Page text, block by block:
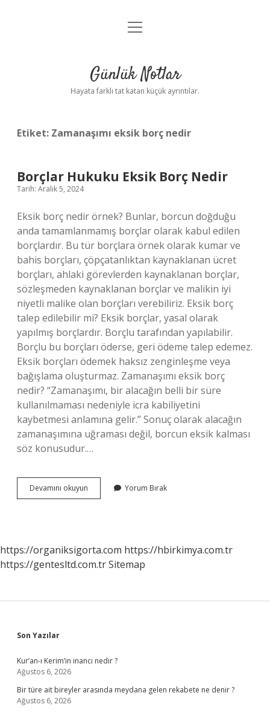
Anasayfa
Yasal Uyarı
menüyü
Günlük Notlar
Hayata farklı tat katan küçük ayrıntılar.
Etiket: Zamanaşımı eksik borç nedir
Borçlar Hukuku Eksik Borç Nedir
Tarih: Aralık 5, 2024
Eksik borç nedir örnek? Bunlar, borcun doğduğu
anda tamamlanmamış borçlar olarak kabul edilen
borçlardır. Bu tür borçlara örnek olarak kumar ve
bahis borçları, çöpçatanlıktan kaynaklanan ücret
borçları, ahlaki görevlerden kaynaklanan borçlar,
sözleşmeden kaynaklanan borçlar ve malikin iyi
niyetli malike olan borçları verebiliriz. Eksik borç
talep edilebilir mi? Eksik borçlar, yasal olarak
yapılmış borçlardır. Borçlu tarafından yapılabilir.
Borçlu bu borçları öderse, geri ödeme talep edemez.
Eksik borçları ödemek haksız zenginleşme veya
bağışlama oluşturmaz. Zamanaşımı eksik borç
nedir? “Zamanaşımı, bir alacağın belli bir süre
kullanılmaması nedeniyle icra kabiliyetini
kaybetmesi anlamına gelir.” Sonuç olarak alacağın
zamanaşımına uğraması değil, borcun eksik kalması
söz konusudur.…
Devamını okuyun
Hukuku
Yorum Bırak
https://organiksigorta.com https://hbirkimya.com.tr
https://gentesltd.com.trSitemap
Sidebar
Son Yazılar
Kur’an-ı Kerim’in inancı nedir ?
Ağustos 6, 2026
Bir türe ait bireyler arasında meydana gelen rekabete ne denir ?
Ağustos 6, 2026